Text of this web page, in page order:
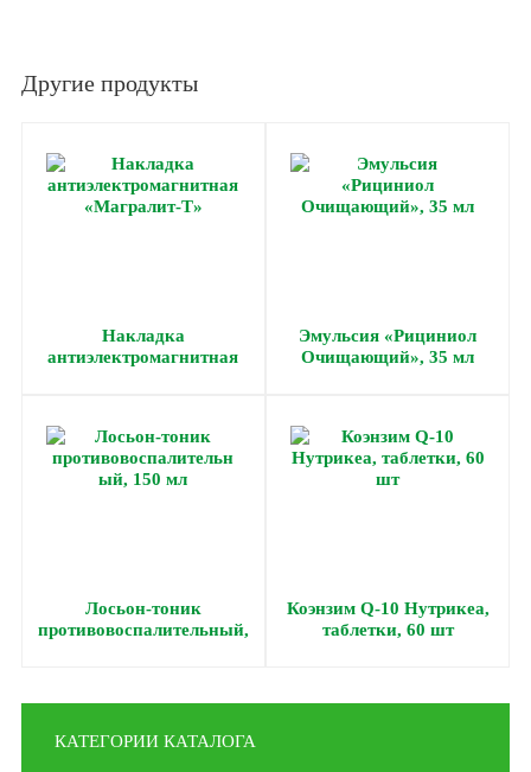
Другие продукты
Накладка
антиэлектромагнитная
Эмульсия «Рициниол
Очищающий», 35 мл
Лосьон-тоник
противовоспалительный,
Коэнзим Q-10 Нутрикеа,
таблетки, 60 шт
КАТЕГОРИИ КАТАЛОГА